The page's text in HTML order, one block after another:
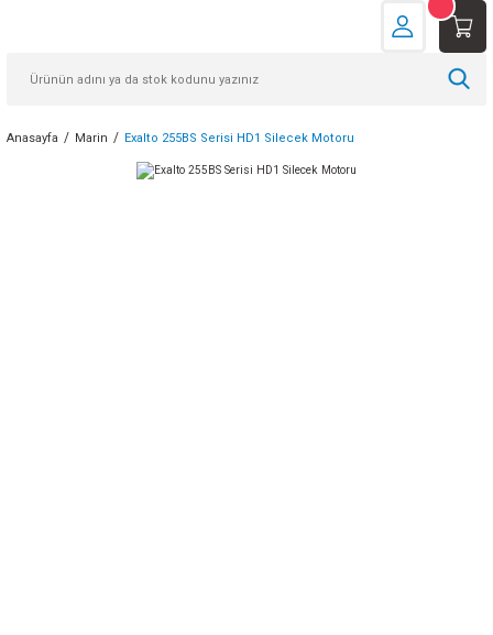
Anasayfa Marin Exalto 255BS Serisi HD1 Silecek Motoru